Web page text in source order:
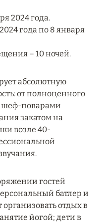
— SUITE
RESORT
ПО ЛУЧШИМ
ПАКЕТ
2024 года.
года по 8 января
– 10 ночей.
абсолютную
от полноценного
шеф-поварами
закатом на
возле 40-
гостей
батлер и
отдых в
йогой; дети в